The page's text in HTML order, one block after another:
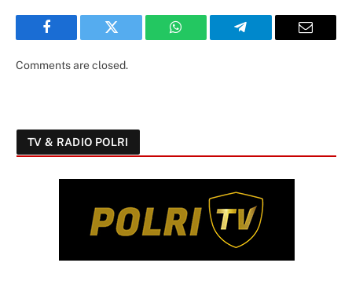
Facebook Twitter WhatsApp Telegram Email
Comments are closed.
TV & RADIO POLRI